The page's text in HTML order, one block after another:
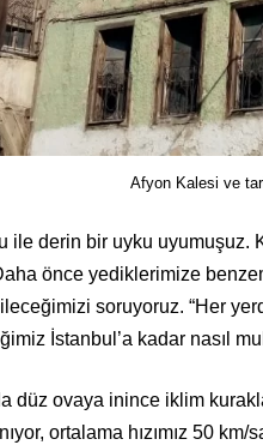
Afyon Kalesi ve
ile derin bir uyku uyumuşuz.
önce yediklerimize
soruyoruz. “Her
İstanbul’a kadar nasıl
düz ovaya inince iklim
ortalama hızımız 50